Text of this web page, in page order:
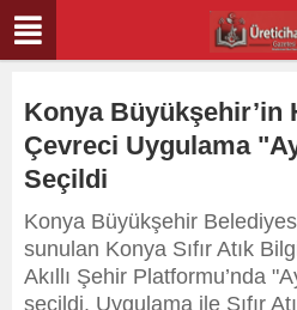
Konya Büyükşehir’in
Çevreci Uygulama
Seçildi
Konya Büyükşehir
sunulan Konya Sıfır Atık
Akıllı Şehir Platformu’nda
seçildi. Uygulama ile Sıfır